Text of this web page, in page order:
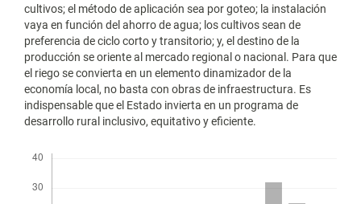
cultivos; el método de aplicación sea por goteo; la instalación
vaya en función del ahorro de agua; los cultivos sean de
preferencia de ciclo corto y transitorio; y, el destino de la
producción se oriente al mercado regional o nacional. Para que
el riego se convierta en un elemento dinamizador de la
economía local, no basta con obras de infraestructura. Es
indispensable que el Estado invierta en un programa de
desarrollo rural inclusivo, equitativo y eficiente.